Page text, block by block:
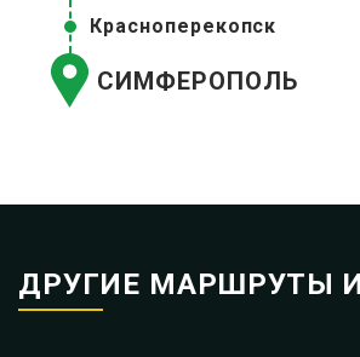
Красноперекопск
СИМФЕРОПОЛЬ
ДРУГИЕ МАРШРУТЫ